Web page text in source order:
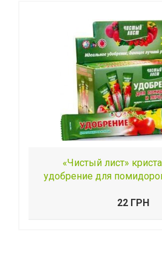
«Чистый лист»
удобрение для
22 ГРН